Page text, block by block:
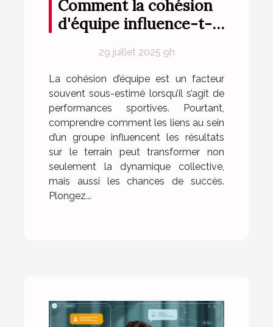
Comment la cohésion
d'équipe influence-t-
sportives ?
29 juillet 2025 9h
La cohésion d’équipe est un facteur
souvent sous-estimé lorsqu’il s’agit de
performances sportives. Pourtant,
comprendre comment les liens au sein
d’un groupe influencent les résultats
sur le terrain peut transformer non
seulement la dynamique collective,
mais aussi les chances de succès.
Plongez...